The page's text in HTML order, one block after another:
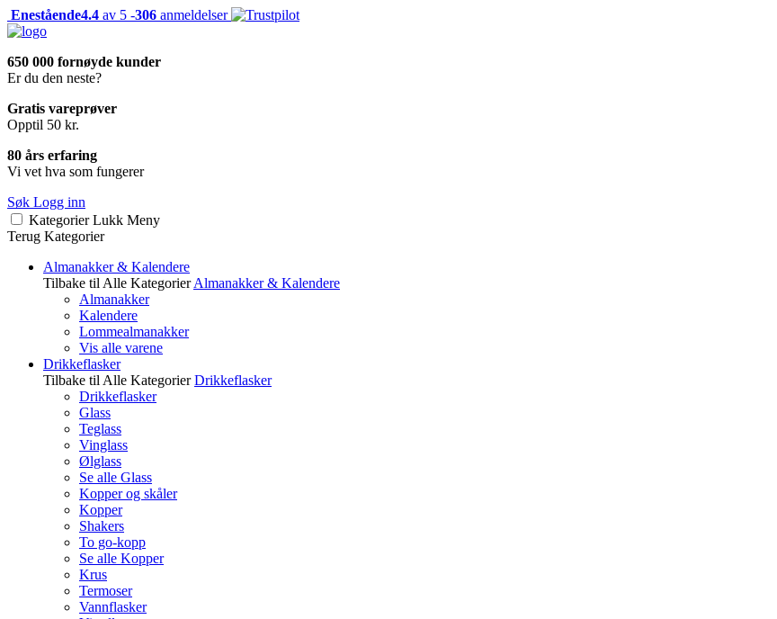
Enestående4.4 av 5 -306 anmeldelser
650 000 fornøyde kunder
Er du den neste?
Gratis vareprøver
Opptil 50 kr.
80 års erfaring
Vi vet hva som fungerer
Søk Logg inn
Kategorier Lukk Meny
Terug Kategorier
Almanakker & Kalendere
Tilbake til Alle Kategorier Almanakker & Kalendere
Almanakker
Kalendere
Lommealmanakker
Vis alle varene
Drikkeflasker
Tilbake til Alle Kategorier Drikkeflasker
Drikkeflasker
Glass
Teglass
Vinglass
Ølglass
Se alle Glass
Kopper og skåler
Kopper
Shakers
To go-kopp
Se alle Kopper
Krus
Termoser
Vannflasker